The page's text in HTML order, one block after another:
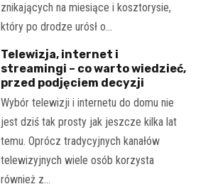
znikających na miesiące i kosztorysie,
który po drodze urósł o…
Telewizja, internet i
streamingi – co warto wiedzieć,
przed podjęciem decyzji
Wybór telewizji i internetu do domu nie
jest dziś tak prosty jak jeszcze kilka lat
temu. Oprócz tradycyjnych kanałów
telewizyjnych wiele osób korzysta
również z…